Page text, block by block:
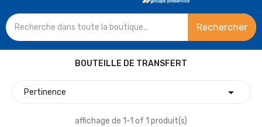
Rechercher
BOUTEILLE DE TRANSFERT
Pertinence 
affichage de 1-1 of 1 produit(s)